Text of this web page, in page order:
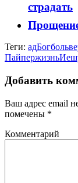
страдать
Теги: адБогболь
Пайпержизнь
Добавить
Ваш адрес email
помечены *
Комментарий